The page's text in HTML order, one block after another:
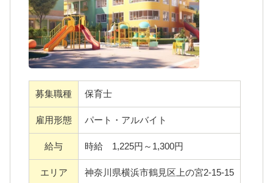
徒歩１５分圏内に菊名駅、２つのバス停があ
り、通勤手段が選べることも魅力のひとつ
６０人の子どもたちが毎日を楽しく過ごせる
よう、力を合わせて保育に励んでいます！
＊きくなハート保育園が大切にしている３つ
のpoint＊
1.子ども達にとっての「絶対的な安全地帯」
2.子ども達の意欲、考える力を育む保育
3.自己肯定感を育む保育
募集職種 保育士
雇用形態 パート・アルバイト
給与 時給 1,225円～1,300円
エリア 神奈川県横浜市鶴見区上の宮2-15-15